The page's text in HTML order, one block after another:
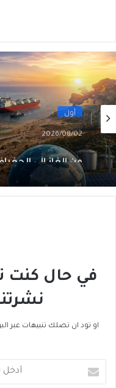
أول
2026/08/02
من الغاز إلى
نيجيريا–المغرب؟
في حال كنت
او تود ان تصلك تنبيهات عبر
بريدك